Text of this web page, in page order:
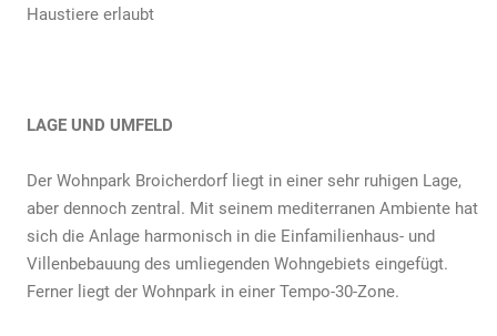
Haustiere erlaubt
LAGE UND UMFELD
Der Wohnpark Broicherdorf liegt in einer sehr ruhigen Lage,
aber dennoch zentral. Mit seinem mediterranen Ambiente hat
sich die Anlage harmonisch in die Einfamilienhaus-­ und
Villenbebauung des umliegenden Wohngebiets eingefügt.
Ferner liegt der Wohnpark in einer Tempo-30-Zone.